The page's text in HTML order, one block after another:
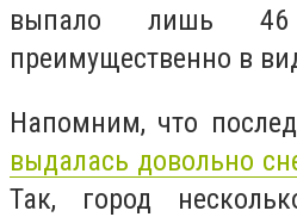
выпало лишь
преимущественно в
Напомним, что
выдалась довольно
Так, город